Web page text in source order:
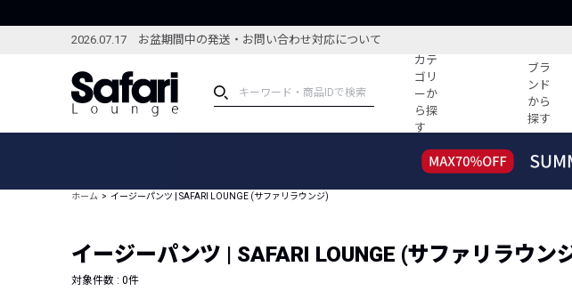
2026.07.17 お盆期間中の発送・お問い合わせ対応について
カテ
ゴリ
ーか
ら探
す
ブラ
ンド
から
探す
ブランドから探す
新着アイテム
編集部のおすすめアイテム
特集記事
コーディネート
すべての記事
ーデ紹介
HOTなコーデ
ホーム イージーパンツ | SAFARI LOUNGE (サファリラウンジ)
イージーパンツ | SAFARI LOUNGE (サファリラウン
対象件数 : 0件